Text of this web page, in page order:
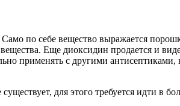
по себе вещество выражается
Еще диоксидин продается и
применять с другими антисептиками,
для этого требуется идти в